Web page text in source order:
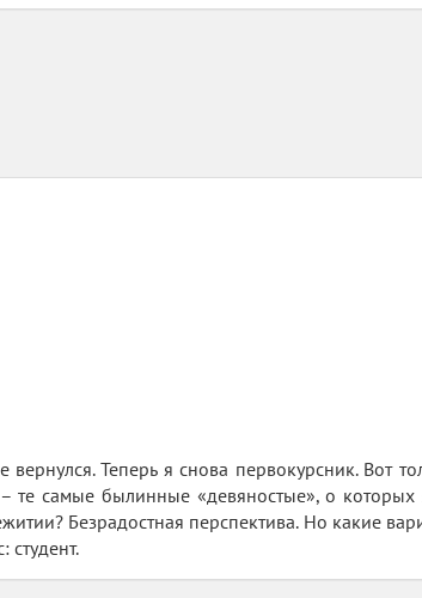
Теперь я снова первокурсник. Вот
те самые былинные «девяностые», о
Безрадостная перспектива. Но какие